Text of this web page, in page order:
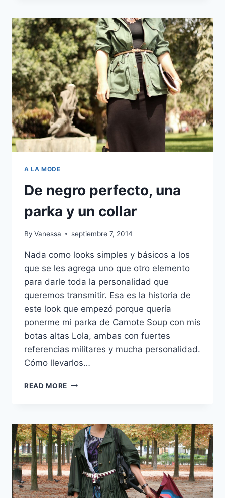
SORPRESAS
A LA MODE
De negro perfecto, una
parka y un collar
By Vanessa septiembre 7, 2014
Nada como looks simples y básicos a los
que se les agrega uno que otro elemento
para darle toda la personalidad que
queremos transmitir. Esa es la historia de
este look que empezó porque quería
ponerme mi parka de Camote Soup con mis
botas altas Lola, ambas con fuertes
referencias militares y mucha personalidad.
Cómo llevarlos…
READ MORE DE
PARKA
Y
UN
COLLAR